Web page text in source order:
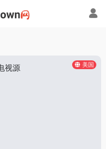
美国